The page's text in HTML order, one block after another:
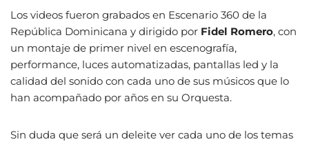
Los videos fueron grabados en Escenario 360 de la
República Dominicana y dirigido por Fidel Romero, con
un montaje de primer nivel en escenografía,
performance, luces automatizadas, pantallas led y la
calidad del sonido con cada uno de sus músicos que lo
han acompañado por años en su Orquesta.
Sin duda que será un deleite ver cada uno de los temas